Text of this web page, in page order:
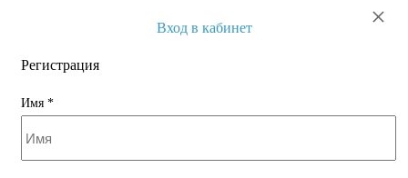
×
Вход в кабинет
Регистрация
Имя *